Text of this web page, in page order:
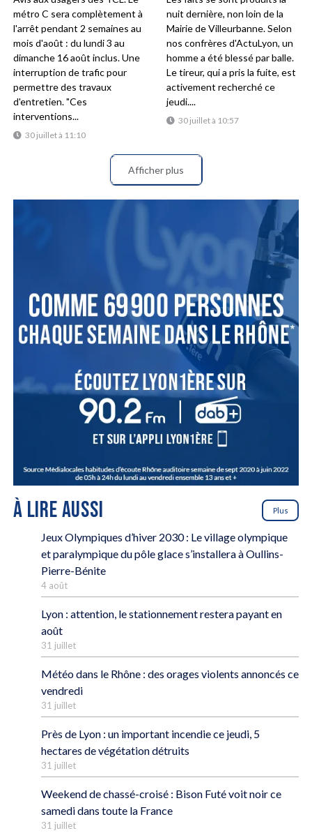
30 juillet à 11:10
métro C sera complètement à
l'arrêt pendant 2 semaines au
mois d'août : du lundi 3 au
dimanche 16 août inclus. Une
interruption de trafic pour
permettre des travaux
d'entretien. "Ces
interventions...
30 juillet à 10:57
nuit dernière, non loin de la
Mairie de Villeurbanne. Selon
nos confrères d'ActuLyon, un
homme a été blessé par balle.
Le tireur, qui a pris la fuite, est
activement recherché ce
jeudi....
Afficher plus
À LIRE AUSSI Plus
Jeux Olympiques d’hiver 2030 : Le village olympique
et paralympique du pôle glace s’installera à Oullins-
Pierre-Bénite
4 août
Lyon : attention, le stationnement restera payant en
août
31 juillet
Météo dans le Rhône : des orages violents annoncés ce
vendredi
31 juillet
Près de Lyon : un important incendie ce jeudi, 5
hectares de végétation détruits
31 juillet
Weekend de chassé-croisé : Bison Futé voit noir ce
samedi dans toute la France
31 juillet